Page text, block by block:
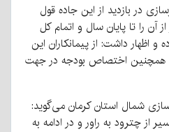
و شهرسازی در بازدید از این جاده قول
دیگر از آن را تا پایان سال و اتمام کل
و اظهار داشت: از پیمانکاران این
همچنین اختصاص بودجه در جهت
شمال استان کرمان می‌گوید:
از چترود به راور و در ادامه به